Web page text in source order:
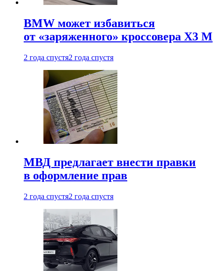
BMW может избавиться
от «заряженного» кроссовера X3 M
2 года спустя2 года спустя
МВД предлагает внести правки
в оформление прав
2 года спустя2 года спустя